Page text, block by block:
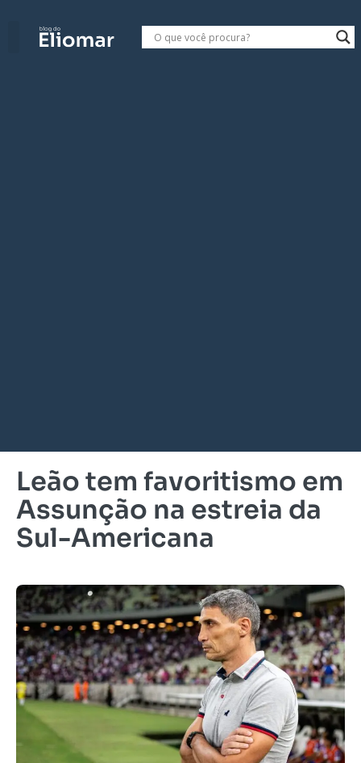
Leão tem favoritismo em
Assunção na estreia da
Sul-Americana